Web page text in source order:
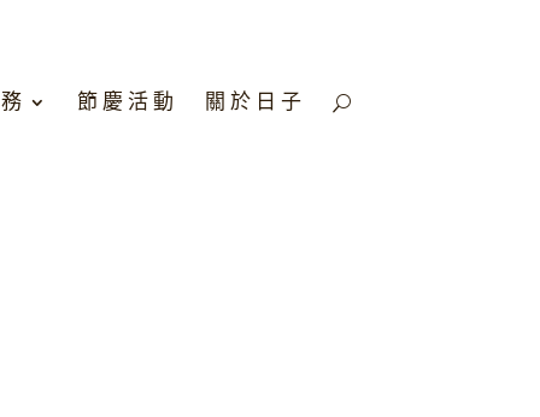
節慶活動 關於日子